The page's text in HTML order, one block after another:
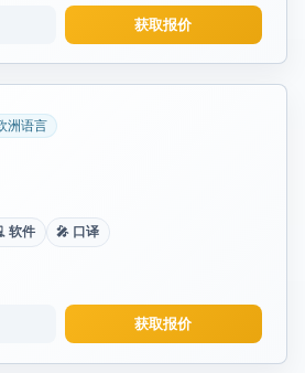
获取报价
洲语言
软件 🎤 口译
获取报价